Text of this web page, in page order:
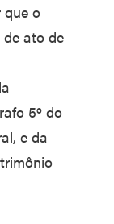
que o
ato de
5º do
e da